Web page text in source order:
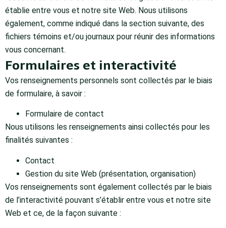
établie entre vous et notre site Web. Nous utilisons
également, comme indiqué dans la section suivante, des
fichiers témoins et/ou journaux pour réunir des informations
vous concernant.
Formulaires et interactivité
Vos renseignements personnels sont collectés par le biais
de formulaire, à savoir :
Formulaire de contact
Nous utilisons les renseignements ainsi collectés pour les
finalités suivantes :
Contact
Gestion du site Web (présentation, organisation)
Vos renseignements sont également collectés par le biais
de l’interactivité pouvant s’établir entre vous et notre site
Web et ce, de la façon suivante :